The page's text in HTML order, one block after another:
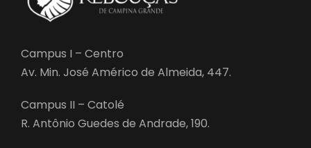
Campus I – Centro
Av. Min. José Américo de Almeida, 447.
Campus II – Catolé
R. Antônio Guedes de Andrade, 190.